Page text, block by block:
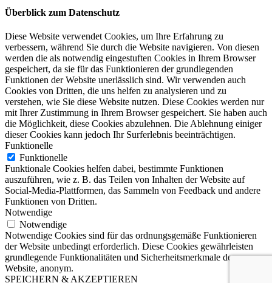
Überblick zum Datenschutz
Diese Website verwendet Cookies, um Ihre Erfahrung zu
verbessern, während Sie durch die Website navigieren. Von diesen
werden die als notwendig eingestuften Cookies in Ihrem Browser
gespeichert, da sie für das Funktionieren der grundlegenden
Funktionen der Website unerlässlich sind. Wir verwenden auch
Cookies von Dritten, die uns helfen zu analysieren und zu
verstehen, wie Sie diese Website nutzen. Diese Cookies werden nur
mit Ihrer Zustimmung in Ihrem Browser gespeichert. Sie haben auch
die Möglichkeit, diese Cookies abzulehnen. Die Ablehnung einiger
dieser Cookies kann jedoch Ihr Surferlebnis beeinträchtigen.
Funktionelle
Funktionelle
Funktionale Cookies helfen dabei, bestimmte Funktionen
auszuführen, wie z. B. das Teilen von Inhalten der Website auf
Social-Media-Plattformen, das Sammeln von Feedback und andere
Funktionen von Dritten.
Notwendige
Notwendige
Notwendige Cookies sind für das ordnungsgemäße Funktionieren
der Website unbedingt erforderlich. Diese Cookies gewährleisten
grundlegende Funktionalitäten und Sicherheitsmerkmale der
Website, anonym.
SPEICHERN & AKZEPTIEREN